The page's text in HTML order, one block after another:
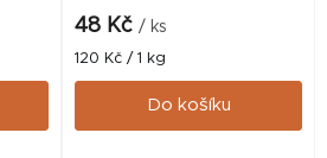
48 Kč / ks
Měrná
cena:
120 Kč / 1 kg
Do košíku